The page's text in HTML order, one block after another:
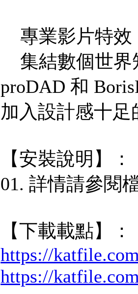
專業影片特效
集結數個世界
proDAD 和
加入設計感十
【安裝說明】：
01. 詳情請參閱
【下載載點】：
https://
https://